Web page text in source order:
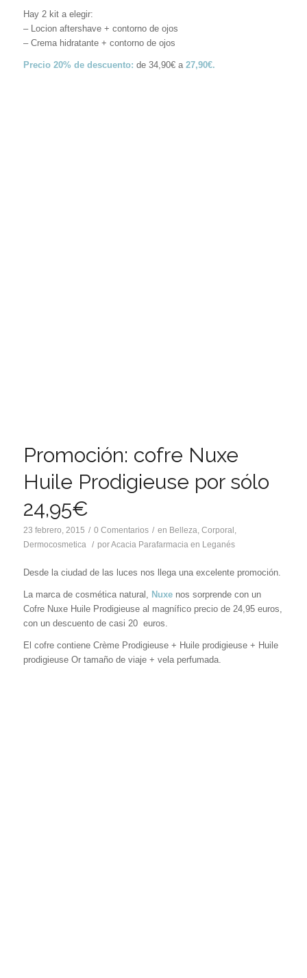
Hay 2 kit a elegir:
– Locion aftershave + contorno de ojos
– Crema hidratante + contorno de ojos
Precio 20% de descuento: de 34,90€ a 27,90€.
Promoción: cofre Nuxe
Huile Prodigieuse por sólo
24,95€
23 febrero, 2015 / 0 Comentarios / en Belleza, Corporal ,
Dermocosmetica
/ porAcacia Parafarmacia en Leganés
Desde la ciudad de las luces nos llega una excelente promoción.
La marca de cosmética natural, Nuxenos sorprende con un
Cofre Nuxe Huile Prodigieuse al magnífico precio de 24,95 euros,
con un descuento de casi 20 euros.
El cofre contiene Crème Prodigieuse + Huile prodigieuse + Huile
prodigieuse Or tamaño de viaje + vela perfumada.